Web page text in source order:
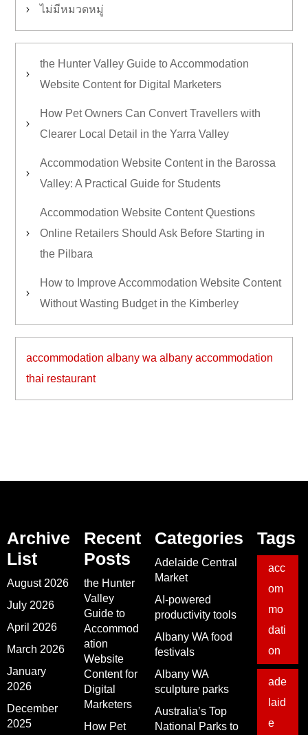
ไม่มีหมวดหมู่
the Hunter Valley Guide to Accommodation
Website Content for Digital Marketers
How Pet Owners Can Convert Travellers with
Clearer Local Detail in the Yarra Valley
Accommodation Website Content in the Barossa
Valley: A Practical Guide for Students
Accommodation Website Content Questions
Online Retailers Should Ask Before Starting in
the Pilbara
How to Improve Accommodation Website Content
Without Wasting Budget in the Kimberley
accommodation albany wa albany accommodation
thai restaurant
Archive
List
August 2026
July 2026
April 2026
March 2026
January
2026
December
2025
Recent
Posts
the Hunter
Valley
Guide to
Accommod
ation
Website
Content for
Digital
Marketers
How Pet
Categories
Adelaide Central
Market
AI-powered
productivity tools
Albany WA food
festivals
Albany WA
sculpture parks
Australia’s Top
National Parks to
Tags
acc
om
mo
dati
on
ade
laid
e